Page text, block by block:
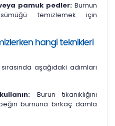
pamuk pedler: Burnun
temizlemek için
hangi teknikleri
aşağıdaki adımları
Burun tıkanıklığını
burnuna birkaç damla